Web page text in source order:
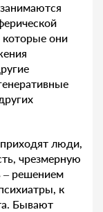
которые они
люди,
чрезмерную
– решением
к
Бывают